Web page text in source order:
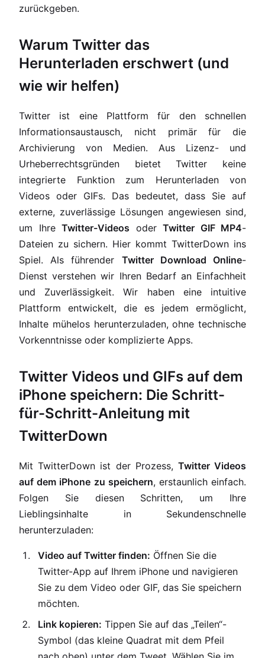
zurückgeben.
Warum Twitter das
Herunterladen erschwert (und
wie wir helfen)
Twitter ist eine Plattform für den schnellen
Informationsaustausch, nicht primär für die
Archivierung von Medien. Aus Lizenz- und
Urheberrechtsgründen bietet Twitter keine
integrierte Funktion zum Herunterladen von
Videos oder GIFs. Das bedeutet, dass Sie auf
externe, zuverlässige Lösungen angewiesen sind,
um Ihre Twitter-Videos oder Twitter GIF MP4-
Dateien zu sichern. Hier kommt TwitterDown ins
Spiel. Als führender Twitter Download Online-
Dienst verstehen wir Ihren Bedarf an Einfachheit
und Zuverlässigkeit. Wir haben eine intuitive
Plattform entwickelt, die es jedem ermöglicht,
Inhalte mühelos herunterzuladen, ohne technische
Vorkenntnisse oder komplizierte Apps.
Twitter Videos und GIFs auf dem
iPhone speichern: Die Schritt-
für-Schritt-Anleitung mit
TwitterDown
Mit TwitterDown ist der Prozess, Twitter Videos
auf dem iPhone zu speichern, erstaunlich einfach.
Folgen Sie diesen Schritten, um Ihre
Lieblingsinhalte in Sekundenschnelle
herunterzuladen:
Video auf Twitter finden: Öffnen Sie die
Twitter-App auf Ihrem iPhone und navigieren
Sie zu dem Video oder GIF, das Sie speichern
möchten.
Link kopieren: Tippen Sie auf das „Teilen“-
Symbol (das kleine Quadrat mit dem Pfeil